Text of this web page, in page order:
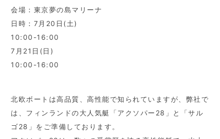
会場：東京夢の島マリーナ
日時：7月20日(土)
10:00-16:00
7月21日(日)
10:00-16:00
北欧ボートは高品質、高性能で知られていますが、弊社で
は、フィンランドの大人気艇「アクソパー28」と「サル
ゴ28」をご準備しております。